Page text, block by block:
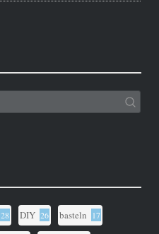
28 DIY 26 basteln 17